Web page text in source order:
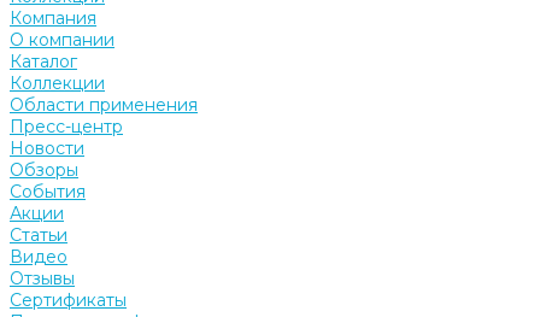
Компания
О компании
Каталог
Коллекции
Области применения
Пресс-центр
Новости
Обзоры
События
Акции
Статьи
Видео
Отзывы
Сертификаты